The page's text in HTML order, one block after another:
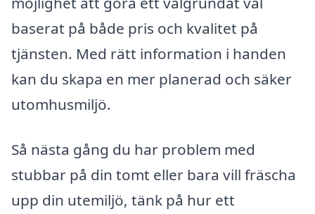
baserat på både pris och kvalitet på
tjänsten. Med rätt information i handen
kan du skapa en mer planerad och säker
utomhusmiljö.
Så nästa gång du har problem med
stubbar på din tomt eller bara vill fräscha
upp din utemiljö, tänk på hur ett